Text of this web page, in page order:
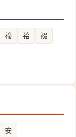
禘 祫
䄌
安